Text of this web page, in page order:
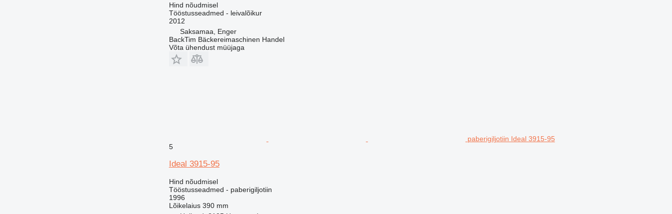
Hind nõudmisel
Tööstusseadmed - leivalõikur
2012
Saksamaa, Enger
BackTim Bäckereimaschinen Handel
Võta ühendust müüjaga
paberigiljotiin Ideal 3915-95
5
Ideal 3915-95
Hind nõudmisel
Tööstusseadmed - paberigiljotiin
1996
Lõikelaius 390 mm